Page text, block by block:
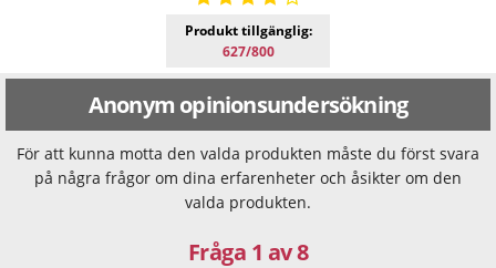
Produkt tillgänglig:
627/800
Anonym opinionsundersökning
För att kunna motta den valda produkten måste du först svara
på några frågor om dina erfarenheter och åsikter om den
valda produkten.
Fråga 1 av 8